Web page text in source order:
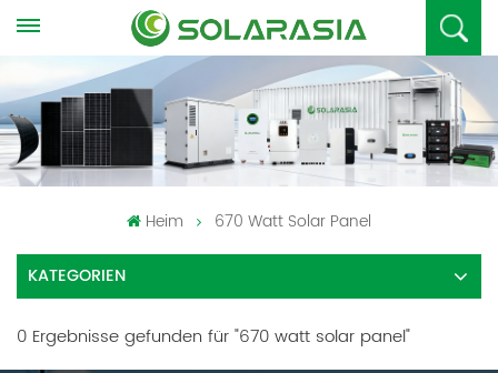
Heim 670 Watt Solar Panel
KATEGORIEN
0 Ergebnisse gefunden für "670 watt solar panel"